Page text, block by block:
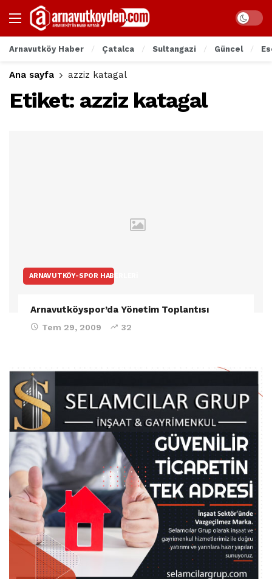
Arnavutköy Haber Çatalca Sultangazi Güncel
Ana sayfa azziz katagal
Etiket: azziz katagal
ARNAVUTKÖY-SPOR HABERLERI
Arnavutköyspor’da Yönetim Toplantısı
Tem 29, 2009 32